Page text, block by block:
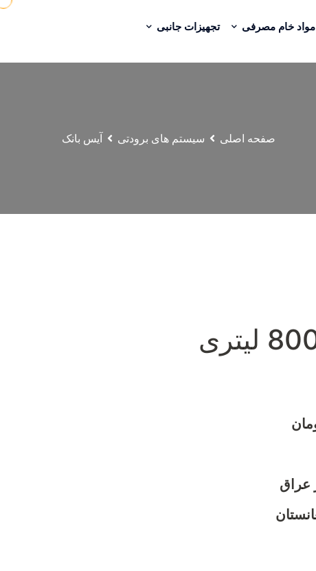
مواد خام مصرفی تجهیزات جانبی
صفحه اصلی سیستم های برودتی آیس بانک